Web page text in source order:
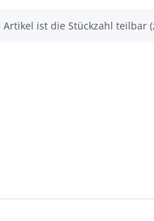
Artikel ist die Stückzahl teilbar